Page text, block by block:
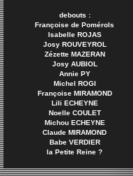
debouts :
Françoise de Pomérols
Isabelle ROJAS
Josy ROUVEYROL
Zézette MAZERAN
Josy AUBIOL
Annie PY
Michel ROGI
Françoise MIRAMOND
Lili ECHEYNE
Noelle COULET
Michou ECHEYNE
Claude MIRAMOND
Babe VERDIER
la Petite Reine ?